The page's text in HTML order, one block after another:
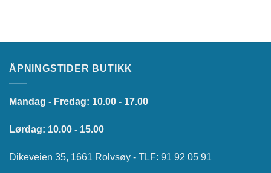
ÅPNINGSTIDER BUTIKK
Mandag - Fredag: 10.00 - 17.00
Lørdag: 10.00 - 15.00
Dikeveien 35, 1661 Rolvsøy - TLF: 91 92 05 91